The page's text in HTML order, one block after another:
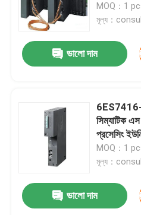
MOQ：1
মূল্য：
ভালো দাম
সিম্যাটিক
প্রসেসিং
MOQ：1
মূল্য：
ভালো দাম